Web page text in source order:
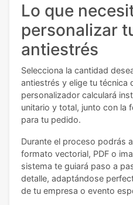
Lo que
personalizar
antiestrés
Selecciona la cantidad
antiestrés y elige tu técnica
personalizador calculará
unitario y total, junto con la
para tu pedido.
Durante el proceso podrás
formato vectorial, PDF o
sistema te guiará paso a
detalle, adaptándose
de tu empresa o evento